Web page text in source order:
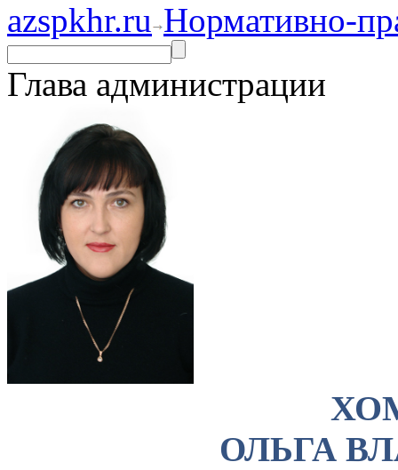
azspkhr.ru Нормативно-
Глава администрации
ОЛЬГА